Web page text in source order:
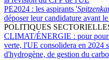
PE2024 : les aspirants '
déposer leur candidature avant
POLITIQUES
CLIMAT/ÉNERGIE : pour
verte, l'UE consolidera en 2024
d'hydrogène, de gestion du